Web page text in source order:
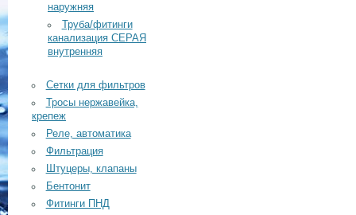
наружняя
Труба/фитинги
канализация СЕРАЯ
внутренняя
Сетки для фильтров
Тросы нержавейка,
крепеж
Реле, автоматика
Фильтрация
Штуцеры, клапаны
Бентонит
Фитинги ПНД